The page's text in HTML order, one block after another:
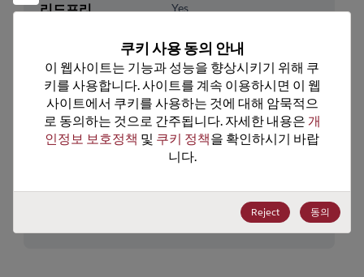
리드프리 Yes
패키지 수량 0
기술 카테고리 Memory & Storage
기술 하위 카테고리 DRAM & SRAM
Non-Volatile SRAMs
미국 HTS 코드 8542.32.0041
쿠키 사용 동의 안내
이 웹사이트는 기능과 성능을 향상시키기 위해 쿠
키를 사용합니다. 사이트를 계속 이용하시면 이 웹
사이트에서 쿠키를 사용하는 것에 대해 암묵적으
로 동의하는 것으로 간주됩니다. 자세한 내용은 개
인정보 보호정책 및 쿠키 정책을 확인하시기 바랍
니다.
Reject 동의